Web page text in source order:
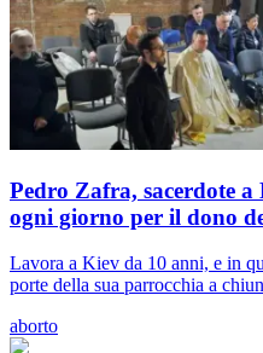
Pedro Zafra, sacerdote
ogni giorno per il dono
Lavora a Kiev da 10 anni, e in
porte della sua parrocchia a
aborto